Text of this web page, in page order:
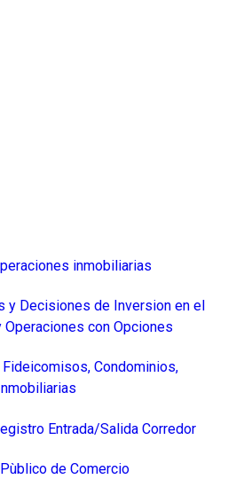
inmobiliarias
y Decisiones de Inversion en el
Operaciones con Opciones
Condominios,
Inmobiliarias
Entrada/Salida Corredor
de Comercio